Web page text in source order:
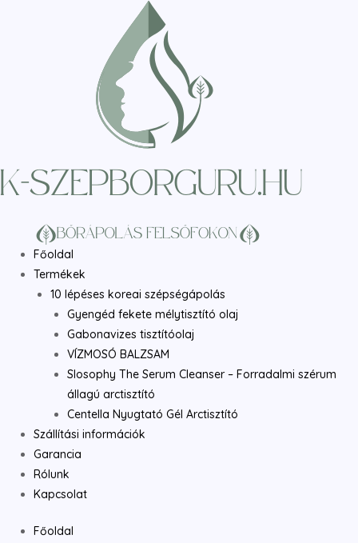
Főoldal
Termékek
10 lépéses koreai szépségápolás
Gyengéd fekete mélytisztító olaj
Gabonavizes tisztítóolaj
VÍZMOSÓ BALZSAM
Slosophy The Serum Cleanser – Forradalmi szérum
állagú arctisztító
Centella Nyugtató Gél Arctisztító
Szállítási információk
Garancia
Rólunk
Kapcsolat
Főoldal